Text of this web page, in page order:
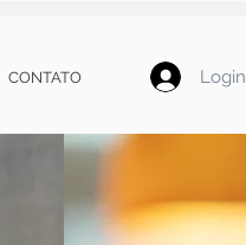
CONTATO Login